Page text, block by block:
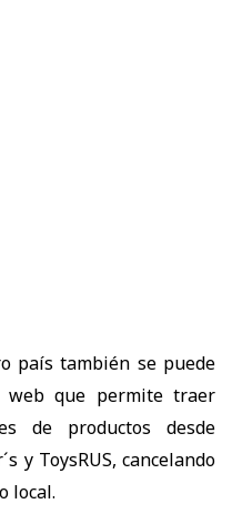
país también se puede
web que permite traer
de productos desde
y ToysRUS, cancelando
local.